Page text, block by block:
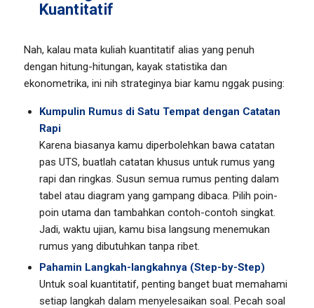
Kuantitatif
Nah, kalau mata kuliah kuantitatif alias yang penuh
dengan hitung-hitungan, kayak statistika dan
ekonometrika, ini nih strateginya biar kamu nggak pusing:
Kumpulin Rumus di Satu Tempat dengan Catatan
Rapi
Karena biasanya kamu diperbolehkan bawa catatan
pas UTS, buatlah catatan khusus untuk rumus yang
rapi dan ringkas. Susun semua rumus penting dalam
tabel atau diagram yang gampang dibaca. Pilih poin-
poin utama dan tambahkan contoh-contoh singkat.
Jadi, waktu ujian, kamu bisa langsung menemukan
rumus yang dibutuhkan tanpa ribet.
Pahamin Langkah-langkahnya (Step-by-Step)
Untuk soal kuantitatif, penting banget buat memahami
setiap langkah dalam menyelesaikan soal. Pecah soal